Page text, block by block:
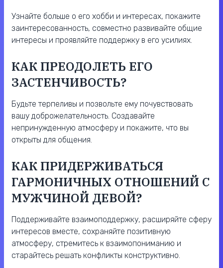
Узнайте больше о его хобби и интересах, покажите
заинтересованность, совместно развивайте общие
интересы и проявляйте поддержку в его усилиях.
КАК ПРЕОДОЛЕТЬ ЕГО
ЗАСТЕНЧИВОСТЬ?
Будьте терпеливы и позвольте ему почувствовать
вашу доброжелательность. Создавайте
непринужденную атмосферу и покажите, что вы
открыты для общения.
КАК ПРИДЕРЖИВАТЬСЯ
ГАРМОНИЧНЫХ ОТНОШЕНИЙ С
МУЖЧИНОЙ ДЕВОЙ?
Поддерживайте взаимоподдержку, расширяйте сферу
интересов вместе, сохраняйте позитивную
атмосферу, стремитесь к взаимопониманию и
старайтесь решать конфликты конструктивно.